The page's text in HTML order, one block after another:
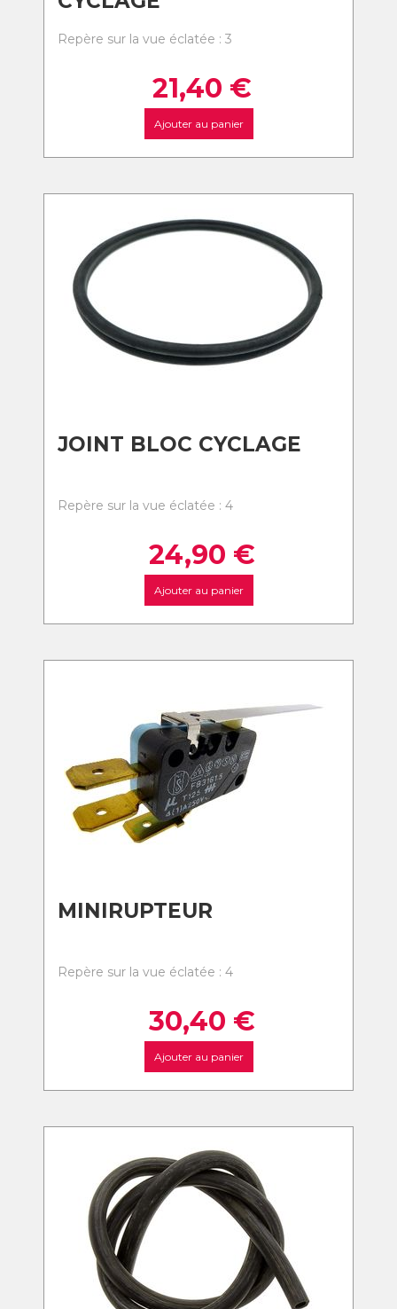
Repère sur la vue éclatée : 3
21,40 €
Ajouter au panier
JOINT BLOC CYCLAGE
Repère sur la vue éclatée : 4
24,90 €
Ajouter au panier
MINIRUPTEUR
Repère sur la vue éclatée : 4
30,40 €
Ajouter au panier